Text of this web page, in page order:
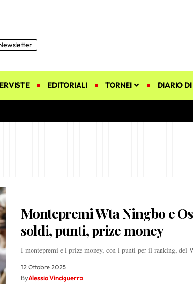
EDITORIALI TORNEI DIARIO
Montepremi Wta Ningbo e
soldi, punti, prize money
I montepremi e i prize money, con i punti per il ranking, del
12 Ottobre 2025
ByAlessio Vinciguerra